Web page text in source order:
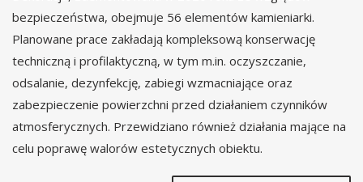
bezpieczeństwa, obejmuje 56 elementów kamieniarki.
Planowane prace zakładają kompleksową konserwację
techniczną i profilaktyczną, w tym m.in. oczyszczanie,
odsalanie, dezynfekcję, zabiegi wzmacniające oraz
zabezpieczenie powierzchni przed działaniem czynników
atmosferycznych. Przewidziano również działania mające na
celu poprawę walorów estetycznych obiektu.